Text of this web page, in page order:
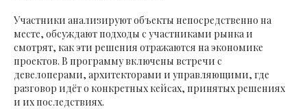
Участники анализируют объекты непосредственно на
месте, обсуждают подходы с участниками рынка и
смотрят, как эти решения отражаются на экономике
проектов. В программу включены встречи с
девелоперами, архитекторами и управляющими, где
разговор идёт о конкретных кейсах, принятых решениях
и их последствиях.